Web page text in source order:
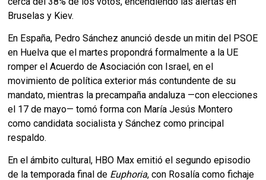
Bruselas y Kiev.
En España, Pedro Sánchez anunció desde un mitin del PSOE
en Huelva que el martes propondrá formalmente a la UE
romper el Acuerdo de Asociación con Israel, en el
movimiento de política exterior más contundente de su
mandato, mientras la precampaña andaluza —con elecciones
el 17 de mayo— tomó forma con María Jesús Montero
como candidata socialista y Sánchez como principal
respaldo.
En el ámbito cultural, HBO Max emitió el segundo episodio
de la temporada final de Euphoria, con Rosalía como fichaje